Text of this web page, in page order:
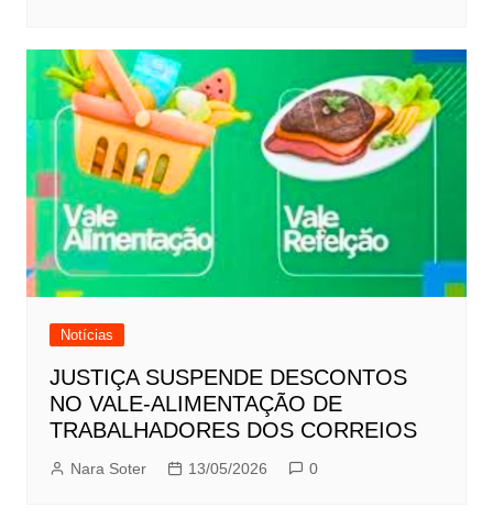
Notícias
JUSTIÇA SUSPENDE DESCONTOS
NO VALE-ALIMENTAÇÃO DE
TRABALHADORES DOS CORREIOS
Nara Soter 13/05/2026 0